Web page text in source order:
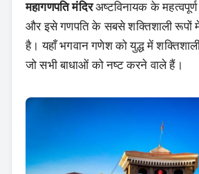
महागणपति मंदिरअष्टविनायक के
और इसे गणपति के सबसे शक्तिशाली रूपों
है। यहाँ भगवान गणेश को युद्ध में
जो सभी बाधाओं को नष्ट करने वाले हैं।